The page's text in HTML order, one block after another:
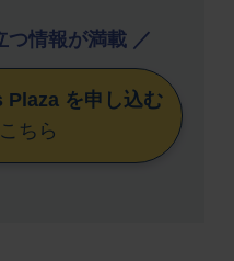
つ情報が満載 ／
Plaza を申し込む
ちら